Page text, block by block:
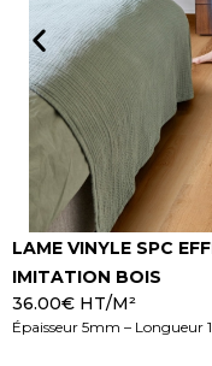
LAME VINYLE SPC
IMITATION BOIS
36.00€ HT/M²
Épaisseur 5mm –